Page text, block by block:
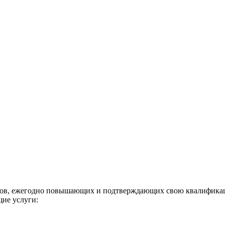
ежегодно повышающих и подтверждающих свою
услуги: